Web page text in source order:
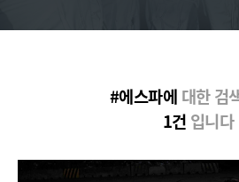
#에스파에 대한 검
1건 입니다